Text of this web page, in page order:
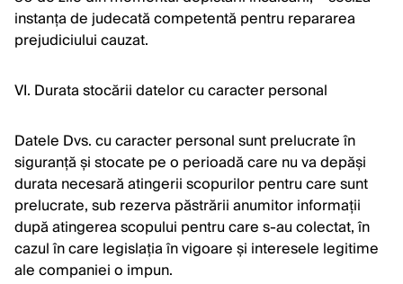
instanța de judecată competentă pentru repararea
prejudiciului cauzat.
VI. Durata stocării datelor cu caracter personal
Datele Dvs. cu caracter personal sunt prelucrate în
siguranță și stocate pe o perioadă care nu va depăși
durata necesară atingerii scopurilor pentru care sunt
prelucrate, sub rezerva păstrării anumitor informații
după atingerea scopului pentru care s-au colectat, în
cazul în care legislația în vigoare și interesele legitime
ale companiei o impun.